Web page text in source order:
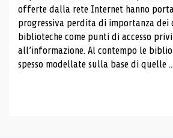
offerte dalla rete Internet hanno
progressiva perdita di importanza dei
biblioteche come punti di accesso
all’informazione. Al contempo le
spesso modellate sulla base di quelle